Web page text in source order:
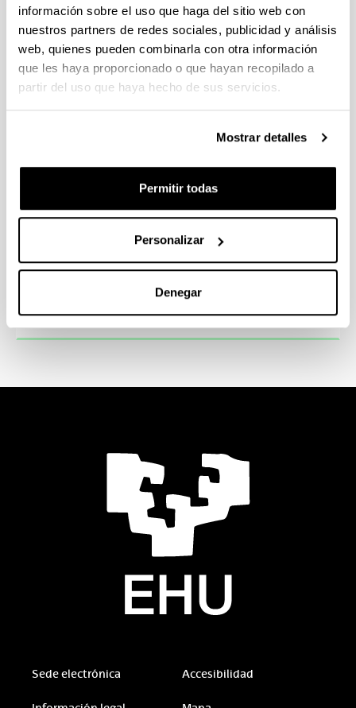
información sobre el uso que haga del sitio web con
nuestros partners de redes sociales, publicidad y análisis
web, quienes pueden combinarla con otra información
que les haya proporcionado o que hayan recopilado a
partir del uso que haya hecho de sus servicios.
Mostrar detalles
Permitir todas
Personalizar
Denegar
Experto o Experta de Universidad
Farmacontaminación
Experto o Experta de Universidad
Farmacia Práctica Asistencial
Otros posgrados
Sede electrónica Accesibilidad